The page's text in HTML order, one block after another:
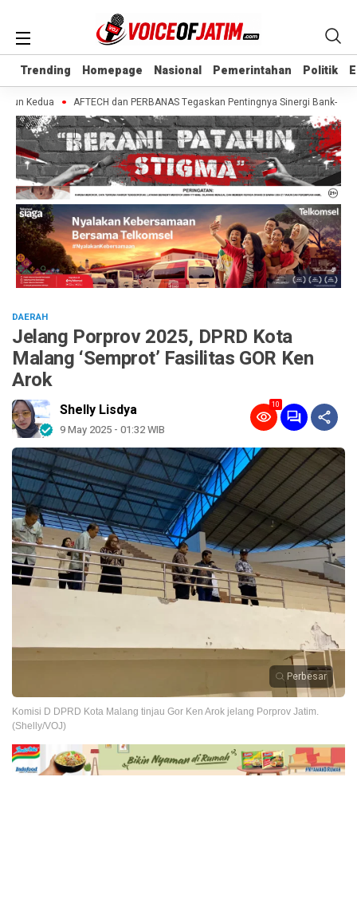
Trending Homepage Nasional Pemerintahan Politik
Trending Homepage Nasional Pemerintahan Politik
Kedua AFTECH dan PERBANAS Tegaskan Pentingnya Sinergi Bank-
DAERAH
Jelang Porprov 2025, DPRD Kota
Malang ‘Semprot’ Fasilitas GOR Ken
Arok
Shelly Lisdya
9 May 2025 - 01:32 WIB
10
Perbesar
Komisi D DPRD Kota Malang tinjau Gor Ken Arok jelang Porprov Jatim.
(Shelly/VOJ)